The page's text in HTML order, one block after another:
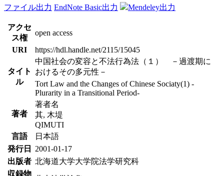
ファイル出力 EndNote Basic出力 Mendeley出力
アクセ
ス権
open access
URI
https://hdl.handle.net/2115/15045
タイト
ル
中国社会の変容と不法行為法（１） －過渡期に
おけるその多元性－
Tort Law and the Changes of Chinese Sociaty(1) -
Plurarity in a Transitional Period-
著者
著者名
其, 木堤
QIMUTI
言語
日本語
発行日
2001-01-17
出版者 北海道大学大学院法学研究科
収録物